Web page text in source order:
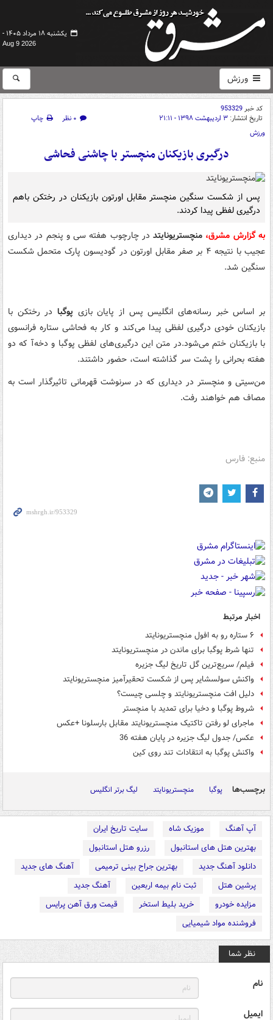
یکشنبه ۱۸ مرداد ۱۴۰۵ -
Aug 9 2026
ورزش
کد خبر953329
تاریخ انتشار: ۳ اردیبهشت ۱۳۹۸ - ۲۱:۱۱ ۰ نظر
چاپ
ورزش
درگیری بازیکنان منچستر با چاشنی فحاشی
پس از شکست سنگین منچستر مقابل اورتون بازیکنان در رختکن باهم
درگیری لفظی پیدا کردند.
به گزارش مشرق، منچستریونایتد در چارچوب هفته سی و پنجم در دیداری
عجیب با نتیجه ۴ بر صفر مقابل اورتون در
گودیسونپارک متحمل شکست
سنگین شد.
بر اساس خبر رسانه‌های انگلیس پس از پایان بازی پوگبا در رختکن با
بازیکنان خودی درگیری لفظی پیدا می‌کند و کار به فحاشی ستاره فرانسوی
با بازیکنان ختممی‌شود.در متن این درگیری‌های لفظی پوگبا و دخه‌آکه دو
هفته بحرانی را پشت سر گذاشته است، حضور داشتند.
من‌سیتی و منچستر در دیداری که در سرنوشت قهرمانی تاثیرگذار است به
مصاف هم خواهند رفت.
منبع: فارس
اخبار مرتبط
۶ ستاره رو به افول منچستریونایتد
تنها شرط پوگبا برای ماندن در منچستریونایتد
فیلم/ سریع‌ترین گل تاریخ لیگ جزیره
واکنش سولسشایر پس از شکست تحقیرآمیز منچستریونایتد
دلیل افت منچستریونایتد و چلسی چیست؟
شروط پوگبا و دخیا برای تمدید با منچستر
ماجرای لو رفتن تاکتیک منچستریونایتد مقابل بارسلونا +عکس
عکس/ جدول لیگ جزیره در پایان هفته 36
واکنش پوگبا به انتقادات تند روی کین
برچسب‌ها پوگبا منچستریونایتد لیگ برتر انگلیس
آپ آهنگ موزیک شاه
سایت تاریخ ایران
بهترین هتل های استانبول
رزرو هتل استانبول
دانلود آهنگ جدید
بهترین جراح بینی ترمیمی
آهنگ های جدید
پرشین هتل
ثبت نام بیمه اربعین
آهنگ جدید
مزایده خودرو
خرید بلیط استخر
قیمت ورق آهن پرایس
فروشنده مواد شیمیایی
نظر شما
نام
ایمیل